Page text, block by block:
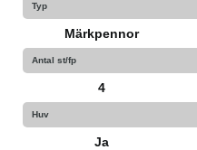
Typ
Märkpennor
Antal st/fp
4
Huv
Ja